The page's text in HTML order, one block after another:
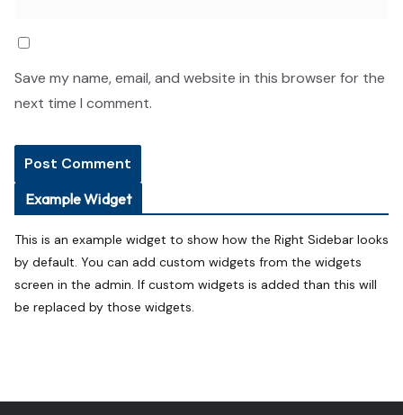
Save my name, email, and website in this browser for the
next time I comment.
Example Widget
This is an example widget to show how the Right Sidebar looks
by default. You can add custom widgets from the widgets
screen in the admin. If custom widgets is added than this will
be replaced by those widgets.